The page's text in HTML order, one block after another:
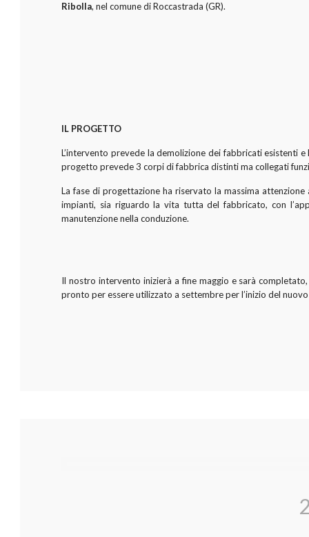
Ribolla, nel comune di Roccastrada (GR).
IL PROGETTO
L’intervento prevede la demolizione dei fabbricati esistenti
progetto prevede 3 corpi di fabbrica distinti ma collegati
La fase di progettazione ha riservato la massima
impianti, sia riguardo la vita tutta del fabbricato, con
manutenzione nella conduzione.
Il nostro intervento inizierà a fine maggio e sarà
pronto per essere utilizzato a settembre per l’inizio del